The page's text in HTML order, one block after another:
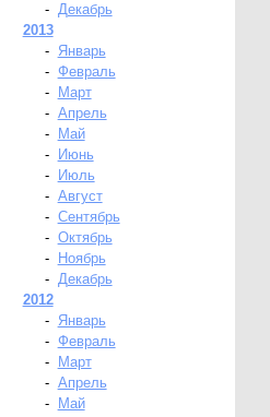
- Декабрь
2013
-
Январь
- Февраль
-
Март
- Апрель
-
Май
-
Июнь
-
Июль
- Август
- Сентябрь
- Октябрь
-
Ноябрь
- Декабрь
2012
-
Январь
- Февраль
-
Март
- Апрель
-
Май